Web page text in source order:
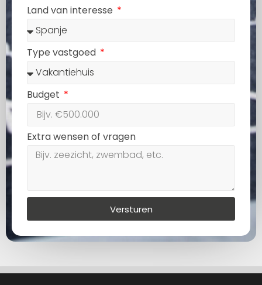
Land van interesse
Type vastgoed
Budget
Extra wensen of vragen
Versturen